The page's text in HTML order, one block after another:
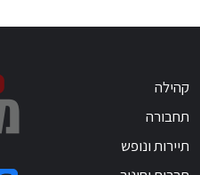
קהילה
תחבורה
תיירות ונופש